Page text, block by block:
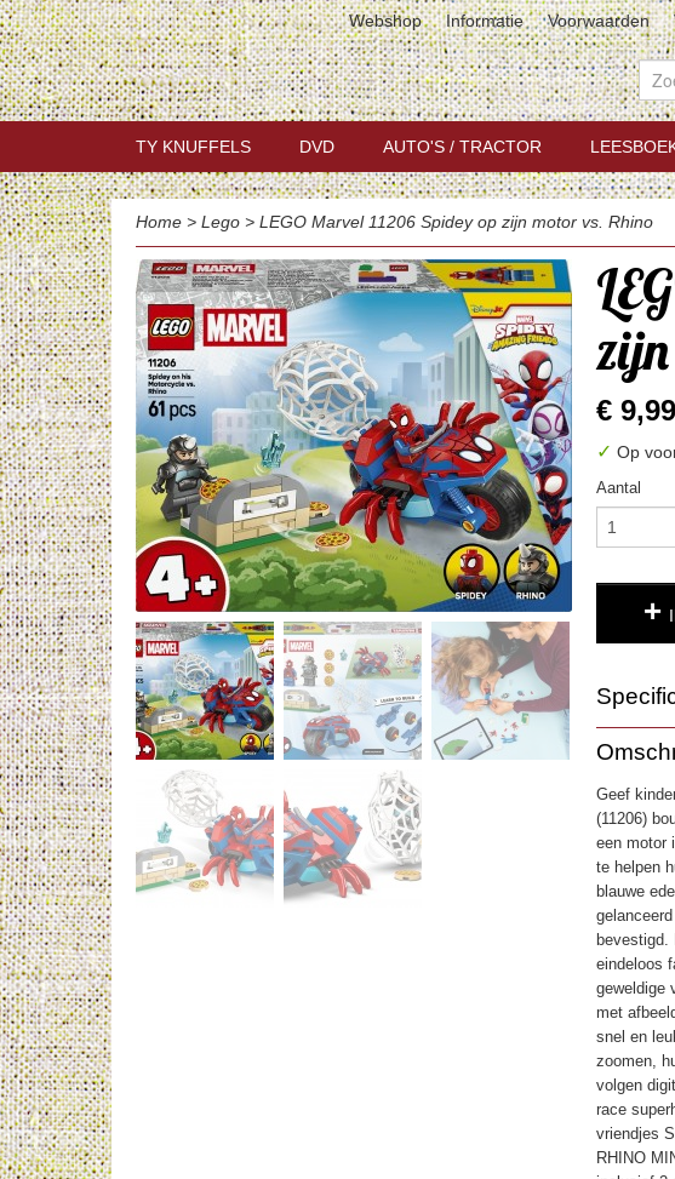
Webshop Informatie Voorwaarden
TY KNUFFELS DVD AUTO'S / TRACTOR
Home > Lego > LEGO Marvel 11206 Spidey op zijn motor vs. Rhino
€ 9,99
✓ Op
Aantal
EAN code
Geef
(11206)
een motor
te helpen
blauwe
bevestigd.
eindeloos
geweldige
met
snel en
zoomen,
volgen
race
vriendjes
RHINO